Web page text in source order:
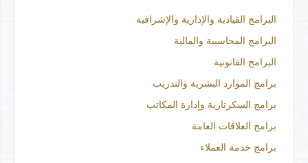
البرامج القيادية والإدارية والإشرافية
البرامج المحاسبية والمالية
البرامج القانونية
برامج الموارد البشرية والتدريب
برامج السكرتارية وإدارة المكاتب
برامج العلاقات العامة
برامج خدمة العملاء